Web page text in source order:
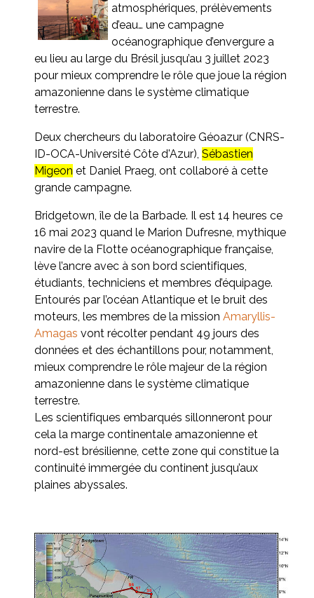
atmosphériques, prélèvements
d’eau… une campagne
océanographique d’envergure a
eu lieu au large du Brésil jusqu’au 3 juillet 2023
pour mieux comprendre le rôle que joue la région
amazonienne dans le système climatique
terrestre.
Deux chercheurs du laboratoire Géoazur (CNRS-
ID-OCA-Université Côte d'Azur), Sébastien
Migeon et Daniel Praeg, ont collaboré à cette
grande campagne.
Bridgetown, île de la Barbade. Il est 14 heures ce
16 mai 2023 quand le Marion Dufresne, mythique
navire de la Flotte océanographique française,
lève l’ancre avec à son bord scientifiques,
étudiants, techniciens et membres d’équipage.
Entourés par l’océan Atlantique et le bruit des
moteurs, les membres de la mission Amaryllis-
Amagas vont récolter pendant 49 jours des
données et des échantillons pour, notamment,
mieux comprendre le rôle majeur de la région
amazonienne dans le système climatique
terrestre.
Les scientifiques embarqués sillonneront pour
cela la marge continentale amazonienne et
nord-est brésilienne, cette zone qui constitue la
continuité immergée du continent jusqu’aux
plaines abyssales.